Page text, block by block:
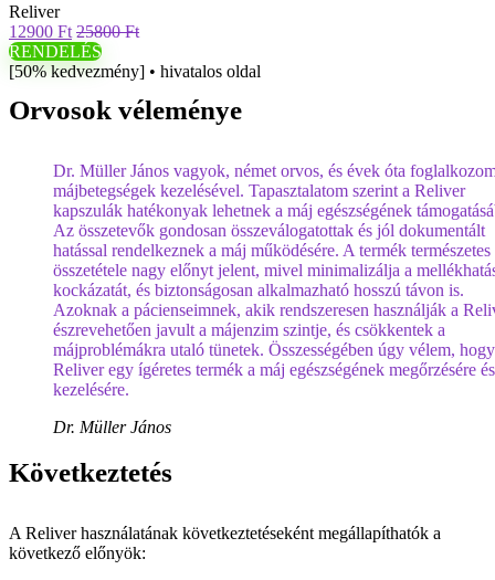
Reliver
12900 Ft 25800 Ft
RENDELÉS
[50% kedvezmény] • hivatalos oldal
Orvosok véleménye
Dr. Müller János vagyok, német orvos, és évek óta
májbetegségek kezelésével. Tapasztalatom szerint a Reliver
kapszulák hatékonyak lehetnek a máj egészségének
Az összetevők gondosan összeválogatottak és jól dokumentált
hatással rendelkeznek a máj működésére. A termék természetes
összetétele nagy előnyt jelent, mivel minimalizálja a
kockázatát, és biztonságosan alkalmazható hosszú távon is.
Azoknak a pácienseimnek, akik rendszeresen használják a
észrevehetően javult a májenzim szintje, és csökkentek a
májproblémákra utaló tünetek. Összességében úgy vélem,
Reliver egy ígéretes termék a máj egészségének megőrzésére és
kezelésére.
Dr. Müller János
Következtetés
A Reliver használatának következtetéseként megállapíthatók a
következő előnyök: